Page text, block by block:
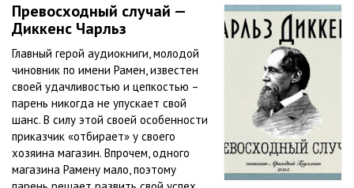
Превосходный случай —
Диккенс Чарльз
Главный герой аудиокниги, молодой
чиновник по имени Рамен, известен
своей удачливостью и цепкостью –
парень никогда не упускает свой
шанс. В силу этой своей особенности
приказчик «отбирает» у своего
хозяина магазин. Впрочем, одного
магазина Рамену мало, поэтому